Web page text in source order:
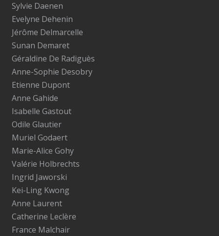
Sylvie Daenen
Evelyne Dehenin
Jérôme Delmarcelle
Sunan Demaret
Géraldine De Radiguès
Anne-Sophie Desobry
Etienne Dupont
Anne Gahide
Isabelle Gastout
Odile Glautier
Muriel Godaert
Marie-Alice Gohy
Valérie Holbrechts
Ingrid Jaworski
Kei-Ling Kwong
Anne Laurent
Catherine Leclère
France Malchair